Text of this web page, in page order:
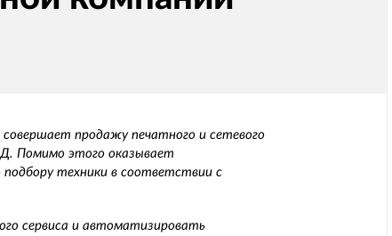
совершает продажу печатного и сетевого
Помимо этого оказывает
подбору техники в соответствии с
сервиса и автоматизировать